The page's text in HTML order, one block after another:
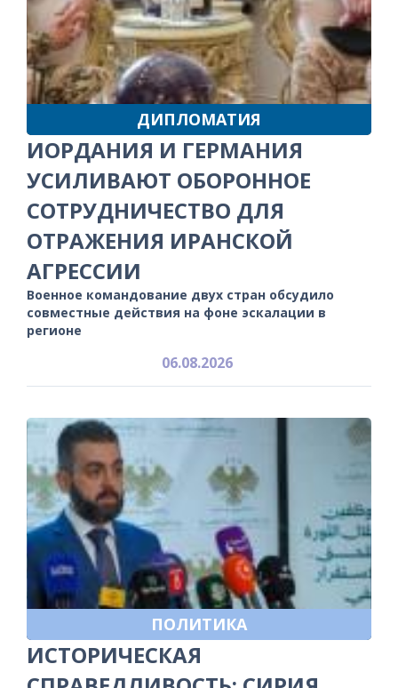
ДИПЛОМАТИЯ
ИОРДАНИЯ И ГЕРМАНИЯ
УСИЛИВАЮТ ОБОРОННОЕ
СОТРУДНИЧЕСТВО ДЛЯ
ОТРАЖЕНИЯ ИРАНСКОЙ
АГРЕССИИ
Военное командование двух стран обсудило
совместные действия на фоне эскалации в
регионе
06.08.2026
ПОЛИТИКА
ИСТОРИЧЕСКАЯ